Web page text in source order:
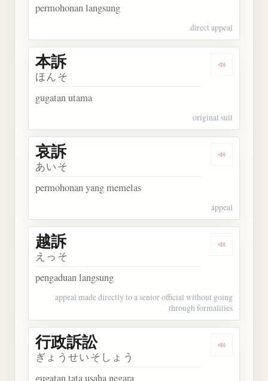
permohonan langsung
direct appeal
Dengarkan
本訴
ほんそ
gugatan utama
original suit
Dengarkan
哀訴
あいそ
permohonan yang memelas
appeal
Dengarkan
越訴
えっそ
pengaduan langsung
appeal made directly to a senior official without going
through formalities
Dengarkan
行政訴訟
ぎょうせいそしょう
gugatan tata usaha negara